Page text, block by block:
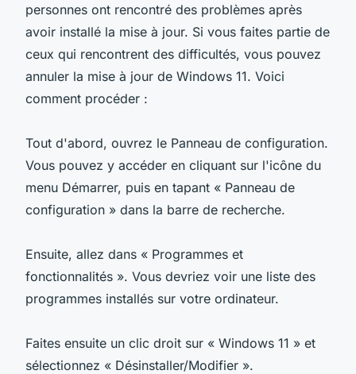
personnes ont rencontré des problèmes après
avoir installé la mise à jour. Si vous faites partie de
ceux qui rencontrent des difficultés, vous pouvez
annuler la mise à jour de Windows 11. Voici
comment procéder :
Tout d'abord, ouvrez le Panneau de configuration.
Vous pouvez y accéder en cliquant sur l'icône du
menu Démarrer, puis en tapant « Panneau de
configuration » dans la barre de recherche.
Ensuite, allez dans « Programmes et
fonctionnalités ». Vous devriez voir une liste des
programmes installés sur votre ordinateur.
Faites ensuite un clic droit sur « Windows 11 » et
sélectionnez « Désinstaller/Modifier ».